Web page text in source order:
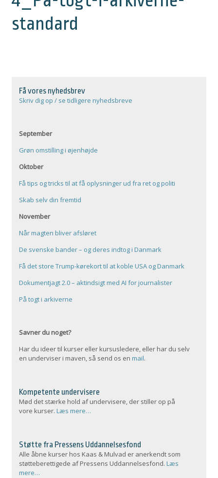
standard
Få vores nyhedsbrev
Skriv dig op / se tidligere nyhedsbreve
September
Grøn omstilling i øjenhøjde
Oktober
Få tips og tricks til at få oplysninger ud fra ret og politi
Skab selv din fremtid
November
Når magten bliver afsløret
De svenske bander – og deres indtog i Danmark
Få det store Trump-kørekort til at koble USA og Danmark
Dokumentjagt 2.0 – aktindsigt med AI for journalister
På togt i arkiverne
Savner du noget?
Har du ideer til kurser eller kursusledere, eller har du selv
en underviser i maven, så send os enmail.
Kompetente undervisere
Mød det stærke hold af undervisere, der stiller op på
vore kurser.Læs mere…
Støtte fra Pressens Uddannelsesfond
Alle åbne kurser hos Kaas & Mulvad er anerkendt som
støtteberettigede af Pressens Uddannelsesfond.Læs
mere…